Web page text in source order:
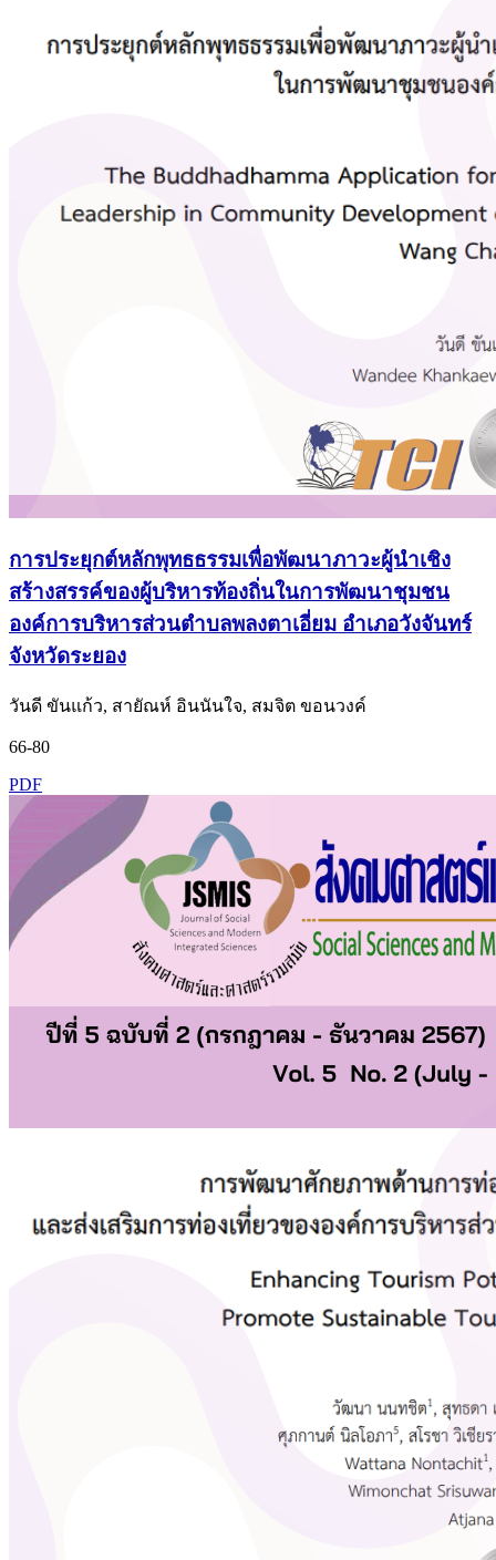
การประยุกต์หลักพุทธธรรมเพื่อพัฒนาภาวะผู้นำเชิง
สร้างสรรค์ของผู้บริหารท้องถิ่นในการพัฒนาชุมชน
องค์การบริหารส่วนตำบลพลงตาเอี่ยม อำเภอวังจันทร์
จังหวัดระยอง
วันดี ขันแก้ว, สายัณห์ อินนันใจ, สมจิต ขอนวงค์
66-80
PDF